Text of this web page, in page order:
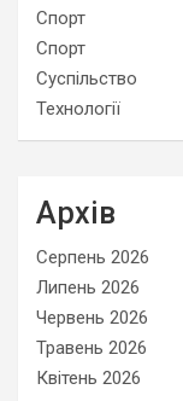
Спорт
Спорт
Суспільство
Технології
Архів
Серпень 2026
Липень 2026
Червень 2026
Травень 2026
Квітень 2026